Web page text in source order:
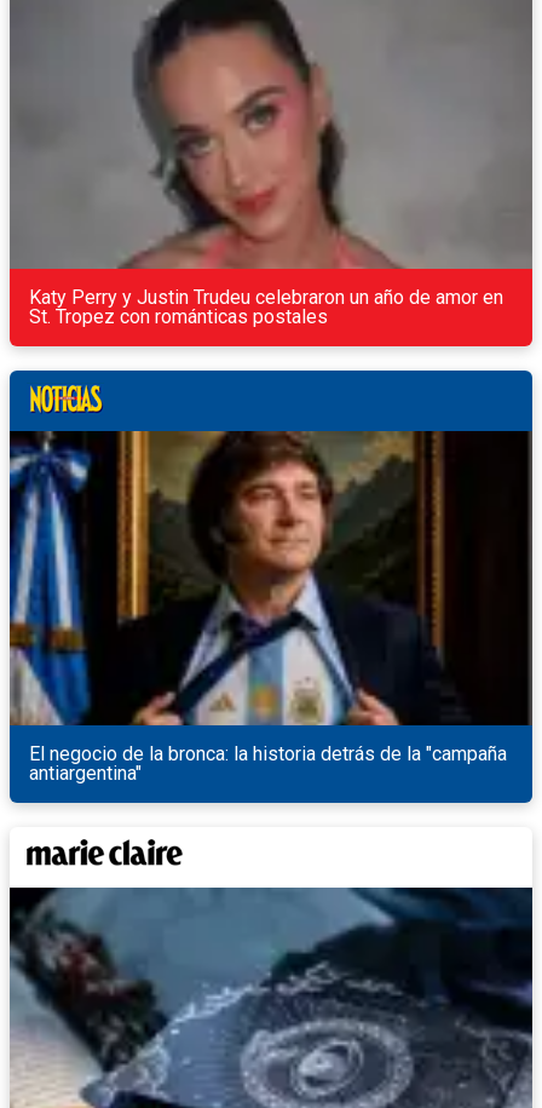
Katy Perry y Justin Trudeu celebraron un año de amor en
St. Tropez con románticas postales
El negocio de la bronca: la historia detrás de la "campaña
antiargentina"